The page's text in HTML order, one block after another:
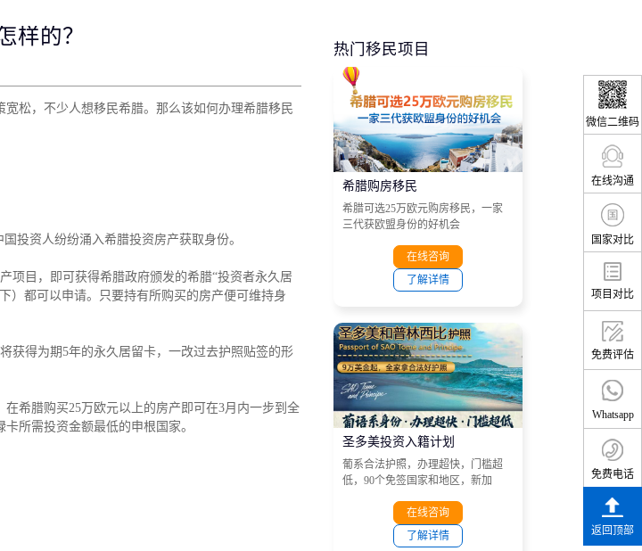
杰出人才
香港优才计划
样的？
松，不少人想移民希腊。那么该如何办理希腊移民
投资人纷纷涌入希腊投资房产获取身份。
项目，即可获得希腊政府颁发的希腊“投资者永久居
）都可以申请。只要持有所购买的房产便可维持身
获得为期5年的永久居留卡，一改过去护照贴签的形
希腊购买25万欧元以上的房产即可在3月内一步到全
所需投资金额最低的申根国家。
热门移民项目
希腊购房移民
希腊可选25万欧元购房移民，一家
三代获欧盟身份的好机会
在线咨询
了解详情
圣多美投资入籍计划
葡系合法护照，办理超快，门槛超
低，90个免签国家和地区，新加
马来西亚和非洲大部分国家等目的
在线咨询
了解详情
微信二维码
在线沟通
国家对比
项目对比
免费评估
Whatsapp
免费电话
返回顶部